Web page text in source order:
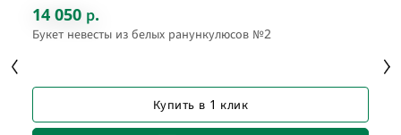
14 050 р.
Букет невесты из белых ранункулюсов №2
Купить в 1 клик